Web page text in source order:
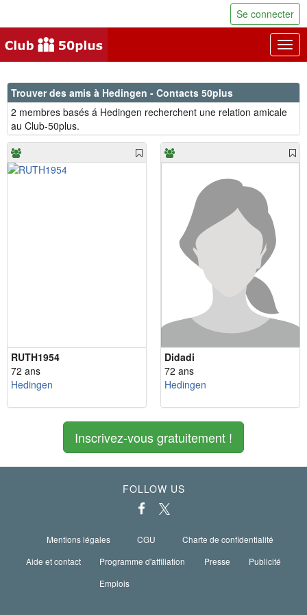
Se connecter
Trouver des amis à Hedingen - Contacts 50plus
2 membres basés á Hedingen recherchent une relation amicale
au Club-50plus.
RUTH1954
72 ans
Hedingen
Didadi
72 ans
Hedingen
Inscrivez-vous gratuitement !
FOLLOW US
Mentions légales CGU
Charte de confidentialité
Aide et contact
Programme d'affiliation Presse
Publicité
Emplois